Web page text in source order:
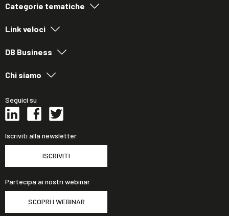
Categorie tematiche
Link veloci
DB Business
Chi siamo
Seguici su
Iscriviti alla newsletter
ISCRIVITI
Partecipa ai nostri webinar
SCOPRI I WEBINAR